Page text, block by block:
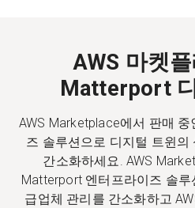
+65 6797 8416
KO
AWS 마켓
Matterport
AWS Marketplace에서 판매
즈 솔루션으로 디지털 트윈
간소화하세요. AWS
Matterport 엔터프라이즈 솔
급업체 관리를 간소화하고